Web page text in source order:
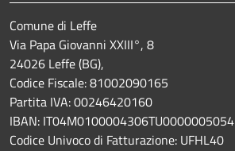
Comune di Leffe
Via Papa Giovanni XXIII°, 8
24026 Leffe (BG),
Codice Fiscale: 81002090165
Partita IVA: 00246420160
IBAN: IT04M0100004306TU0000005054
Codice Univoco di Fatturazione: UFHL40